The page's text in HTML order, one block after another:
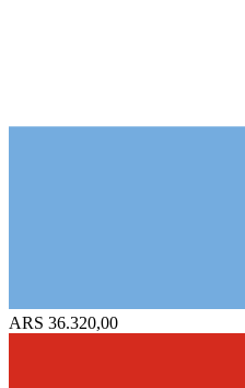
ARS 36.320,00